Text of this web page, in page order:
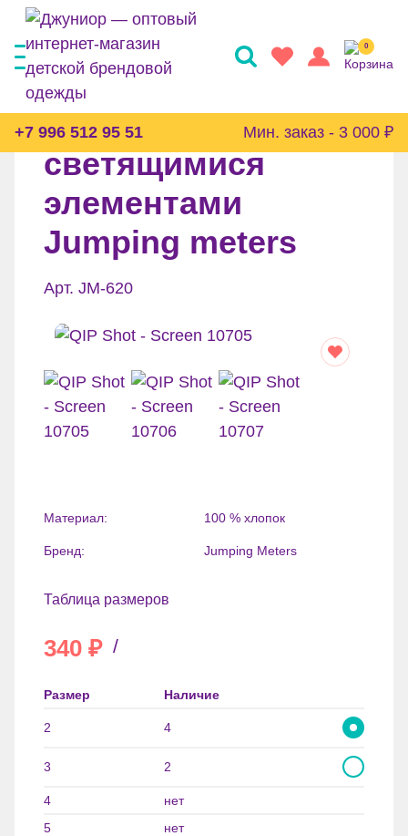
0
+7 996 512 95 51 Мин. заказ - 3 000 ₽
Футболка со
светящимися
элементами
Jumping meters
Арт. JM-620
Материал: 100 % хлопок
Бренд: Jumping Meters
Таблица размеров
340 ₽ /
Размер Наличие
2 4
3 2
4
нет
5
нет